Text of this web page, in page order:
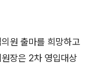
원 출마를 희망하고
장은 2차 영입대상